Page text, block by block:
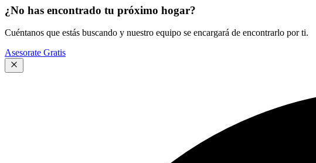
¿No has encontrado tu próximo hogar?
Cuéntanos que estás buscando y nuestro equipo se encargará de encontrarlo por ti.
Asesorate Gratis